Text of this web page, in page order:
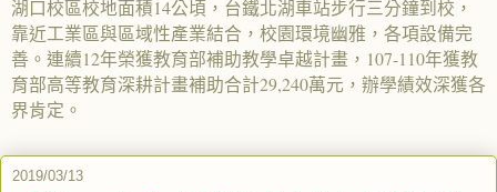
湖口校區校地面積14公頃，台鐵北湖車站步行三分鐘到校，
靠近工業區與區域性產業結合，校園環境幽雅，各項設備完
善。連續12年榮獲教育部補助教學卓越計畫，107-110年獲教
育部高等教育深耕計畫補助合計29,240萬元，辦學績效深獲各
界肯定。
2019/03/13